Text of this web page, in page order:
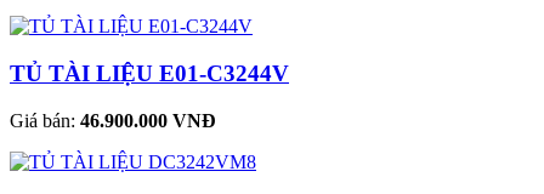
TỦ TÀI LIỆU E01-C3244V
Giá bán: 46.900.000 VNĐ